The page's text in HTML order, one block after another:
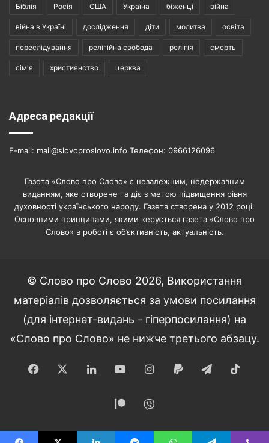
Біблія Росія США Україна біженці війна
війна в Україні дослідження діти молитва освіта
переслідування релігійна свобода релігія смерть
сім'я християнство церква
Адреса редакції
E-mail: mail@slovoproslovo.info Телефон: 0966126096
Газета «Слово про Слово» є незалежним, недержавним
виданням, яке створене та діє з метою підвищення рівня
духовності українського народу. Газета створена у 2012 році.
Основними принципами, якими керується газета «Слово про
Слово» в роботі є об’єктивність, актуальність.
© Слово про Слово 2026, Використання
матеріалів дозволяється за умови посилання
(для інтернет-видань - гіперпосилання) на
«Слово про Слово» не нижче третього абзацу.
Facebook LinkedInYouTubeInstagram
Paypal Telegram
Patreon